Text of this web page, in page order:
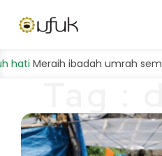
Meraih ibadah umrah